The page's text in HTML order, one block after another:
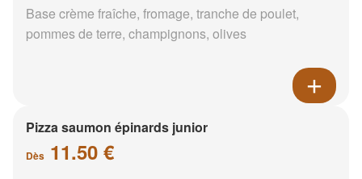
Base crème fraîche, fromage, tranche de poulet,
pommes de terre, champignons, olives
Pizza saumon épinards junior
Dès 11.50 €